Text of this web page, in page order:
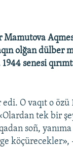
olğan dülber
senesi
O vaqıt o özü
tek bir
soñ,